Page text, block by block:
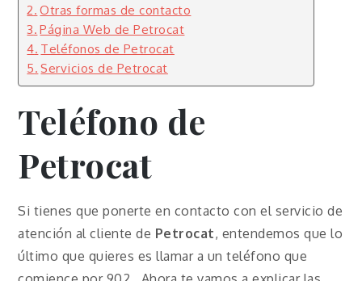
Otras formas de contacto
Página Web de Petrocat
Teléfonos de Petrocat
Servicios de Petrocat
Teléfono de
Petrocat
Si tienes que ponerte en contacto con el servicio de
atención al cliente de Petrocat, entendemos que lo
último que quieres es llamar a un teléfono que